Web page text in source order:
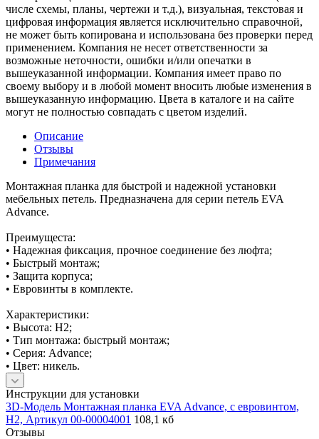
числе схемы, планы, чертежи и т.д.), визуальная, текстовая и
цифровая информация является исключительно справочной,
не может быть копирована и использована без проверки перед
применением. Компания не несет ответственности за
возможные неточности, ошибки и/или опечатки в
вышеуказанной информации. Компания имеет право по
своему выбору и в любой момент вносить любые изменения в
вышеуказанную информацию. Цвета в каталоге и на сайте
могут не полностью совпадать с цветом изделий.
Описание
Отзывы
Примечания
Монтажная планка для быстрой и надежной установки
мебельных петель. Предназначена для серии петель EVA
Advance.
Преимущеста:
• Надежная фиксация, прочное соединение без люфта;
• Быстрый монтаж;
• Защита корпуса;
• Евровинты в комплекте.
Характеристики:
• Высота: H2;
• Тип монтажа: быстрый монтаж;
• Серия: Advance;
• Цвет: никель.
Инструкции для установки
3D-Модель Монтажная планка EVA Advance, с евровинтом,
H2, Артикул 00-00004001 108,1 кб
Отзывы